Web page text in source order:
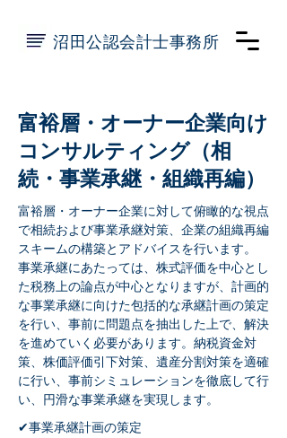
​沼田公認会計士事務所
富裕層・オーナー企業向け
コンサルティング（相
続・事業承継・組織再編）
富裕層・オーナー企業に対して俯瞰的な視点
で相続および事業承継対策、企業の組織再編
スキームの構築とアドバイスを行います。
事業承継にあたっては、株式評価を中心とし
た税務上の論点が中心となりますが、計画的
な事業承継に向けた包括的な承継計画の策定
を行い、事前に問題点を抽出した上で、解決
を進めていく必要があります。納税資金対
策、株価評価引下対策、遺産分割対策を適確
に行い、事前シミュレーションを徹底して行
い、円滑な事業承継を実現します。
✔事業承継計画の策定